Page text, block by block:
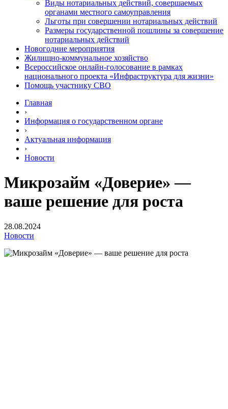
Виды нотариальных действий, совершаемых
органами местного самоуправления
Льготы при совершении нотариальных действий
Размеры государственной пошлины за совершение
нотариальных действий
Новогодние мероприятия
Жилищно-коммунальное хозяйство
Всероссийское онлайн-голосование в рамках
национального проекта «Инфраструктура для жизни»
Помощь участнику СВО
Главная
›
Информация о государственном органе
›
Актуальная информация
›
Новости
Микрозайм «Доверие» —
ваше решение для роста
28.08.2024
Новости